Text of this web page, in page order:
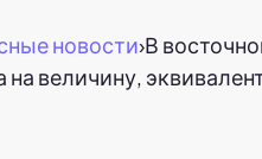
новости›В
на величину,